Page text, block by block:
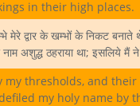
in their high places.
मेरे द्वार के खम्भों के निकट
नाम अशुद्ध ठहराया था; इसलिये
thresholds, and their
my holy name by